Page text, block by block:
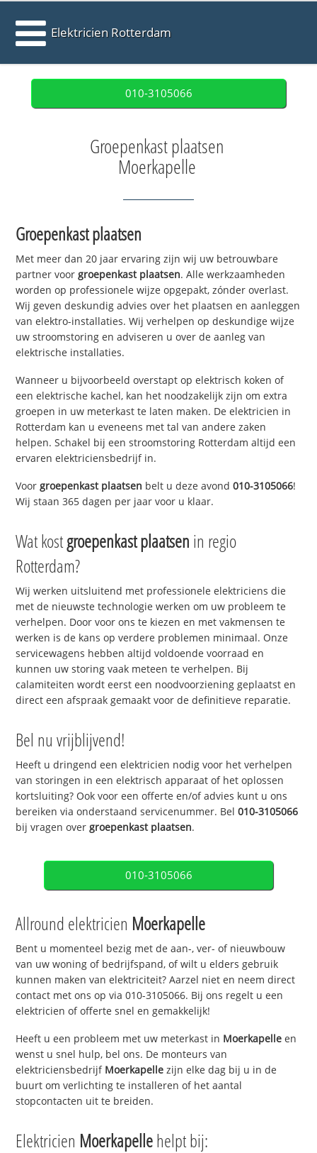
Elektricien Rotterdam
010-3105066
Groepenkast plaatsen
Moerkapelle
Groepenkast plaatsen
Met meer dan 20 jaar ervaring zijn wij uw betrouwbare
partner voorgroepenkast plaatsen. Alle werkzaamheden
worden op professionele wijze opgepakt, zónder overlast.
Wij geven deskundig advies over het plaatsen en aanleggen
van elektro-installaties. Wij verhelpen op deskundige wijze
uw stroomstoring en adviseren u over de aanleg van
elektrische installaties.
Wanneer u bijvoorbeeld overstapt op elektrisch koken of
een elektrische kachel, kan het noodzakelijk zijn om extra
groepen in uw meterkast te laten maken. De elektricien in
Rotterdam kan u eveneens met tal van andere zaken
helpen. Schakel bij een stroomstoring Rotterdam altijd een
ervaren elektriciensbedrijf in.
Voorgroepenkast plaatsen belt u deze avond010-3105066!
Wij staan 365 dagen per jaar voor u klaar.
Wat kostgroepenkast plaatsen in regio
Rotterdam?
Wij werken uitsluitend met professionele elektriciens die
met de nieuwste technologie werken om uw probleem te
verhelpen. Door voor ons te kiezen en met vakmensen te
werken is de kans op verdere problemen minimaal. Onze
servicewagens hebben altijd voldoende voorraad en
kunnen uw storing vaak meteen te verhelpen. Bij
calamiteiten wordt eerst een noodvoorziening geplaatst en
direct een afspraak gemaakt voor de definitieve reparatie.
Bel nu vrijblijvend!
Heeft u dringend een elektricien nodig voor het verhelpen
van storingen in een elektrisch apparaat of het oplossen
kortsluiting? Ook voor een offerte en/of advies kunt u ons
bereiken via onderstaand servicenummer. Bel010-3105066
bij vragen over groepenkast plaatsen.
010-3105066
Allround elektricien Moerkapelle
Bent u momenteel bezig met de aan-, ver- of nieuwbouw
van uw woning of bedrijfspand, of wilt u elders gebruik
kunnen maken van elektriciteit? Aarzel niet en neem direct
contact met ons op via 010-3105066. Bij ons regelt u een
elektricien of offerte snel en gemakkelijk!
Heeft u een probleem met uw meterkast in Moerkapelle en
wenst u snel hulp, bel ons. De monteurs van
elektriciensbedrijf Moerkapelle zijn elke dag bij u in de
buurt om verlichting te installeren of het aantal
stopcontacten uit te breiden.
Elektricien Moerkapellehelpt bij: